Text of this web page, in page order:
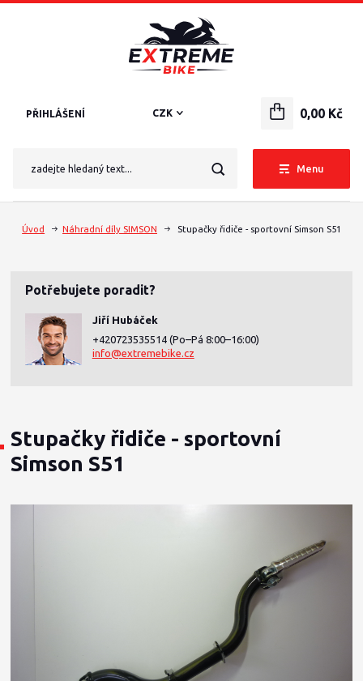
Menu
CZK
PŘIHLÁŠENÍ 0,00 Kč
Úvod Náhradní díly SIMSON Stupačky řidiče - sportovní Simson S51
Potřebujete poradit?
Jiří Hubáček
+420723535514 (Po–Pá 8:00–16:00)
info@extremebike.cz
Stupačky řidiče - sportovní
Simson S51